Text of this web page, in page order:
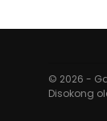
© 2026 -
Disokong